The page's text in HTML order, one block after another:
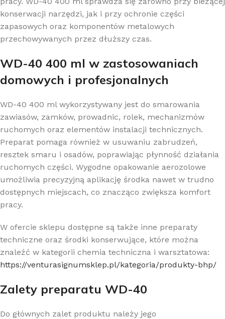
konserwacji narzędzi, jak i przy ochronie części
zapasowych oraz komponentów metalowych
przechowywanych przez dłuższy czas.
WD-40 400 ml w zastosowaniach
domowych i profesjonalnych
WD-40 400 ml wykorzystywany jest do smarowania
zawiasów, zamków, prowadnic, rolek, mechanizmów
ruchomych oraz elementów instalacji technicznych.
Preparat pomaga również w usuwaniu zabrudzeń,
resztek smaru i osadów, poprawiając płynność działania
ruchomych części. Wygodne opakowanie aerozolowe
umożliwia precyzyjną aplikację środka nawet w trudno
dostępnych miejscach, co znacząco zwiększa komfort
pracy.
W ofercie sklepu dostępne są także inne preparaty
techniczne oraz środki konserwujące, które można
znaleźć w kategorii chemia techniczna i warsztatowa:
https://venturasignumsklep.pl/kategoria/produkty-bhp/
Zalety preparatu WD-40
Do głównych zalet produktu należy jego